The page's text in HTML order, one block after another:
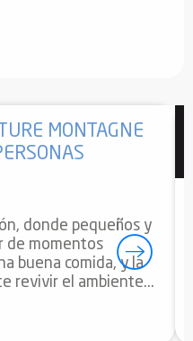
MONTAGNE
donde pequeños y
de momentos
buena comida, y la
revivir el ambiente...